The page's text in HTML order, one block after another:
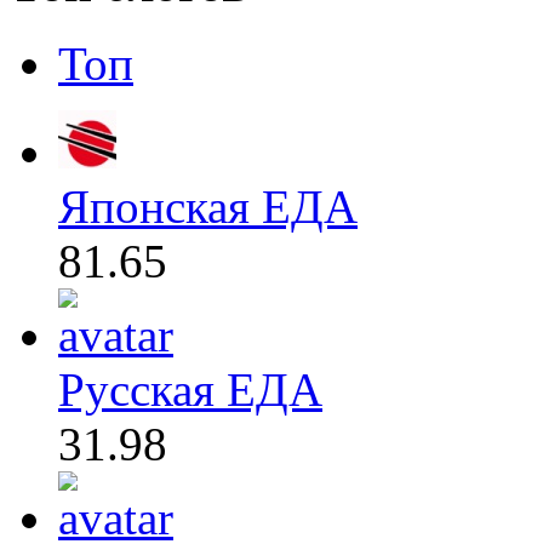
Топ
Японская ЕДА
81.65
Русская ЕДА
31.98